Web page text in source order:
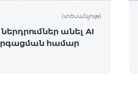
(տեսանյութ)
անել AI
համար